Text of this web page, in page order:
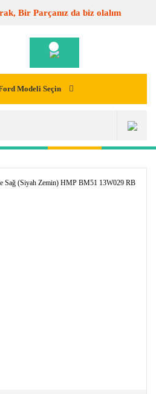
Bir Parçanız da biz olalım
Modeli Seçin